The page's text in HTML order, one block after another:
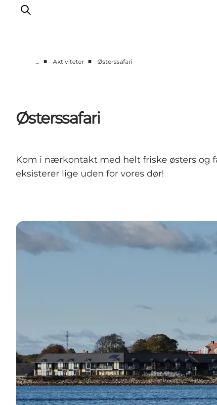
Info om Mors
Overnatning
Planlæg din tur
… ■ Aktiviteter ■ Østerssafari
Østerssafari
Kom i nærkontakt med helt friske østers og
eksisterer lige uden for vores dør!